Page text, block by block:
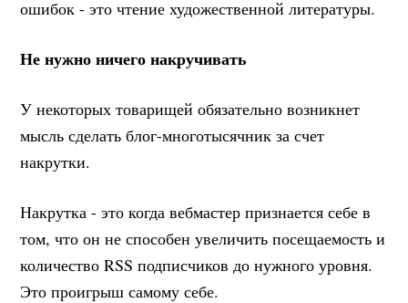
ошибок - это чтение художественной литературы.
Не нужно ничего накручивать
У некоторых товарищей обязательно возникнет
мысль сделать блог-многотысячник за счет
накрутки.
Накрутка - это когда вебмастер признается себе в
том, что он не способен увеличить посещаемость и
количество RSS подписчиков до нужного уровня.
Это проигрыш самому себе.